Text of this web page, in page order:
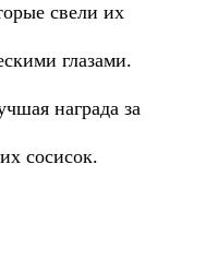
свели их
глазами.
награда за
сосисок.